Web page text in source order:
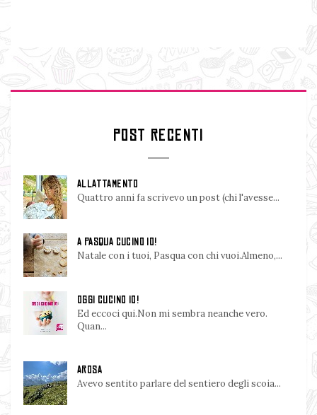
POST RECENTI
ALLATTAMENTO
Quattro anni fa scrivevo un post (chi l'avesse...
A PASQUA CUCINO IO!
Natale con i tuoi, Pasqua con chi vuoi.Almeno,...
OGGI CUCINO IO!
Ed eccoci qui.Non mi sembra neanche vero.
Quan...
AROSA
Avevo sentito parlare del sentiero degli scoia...